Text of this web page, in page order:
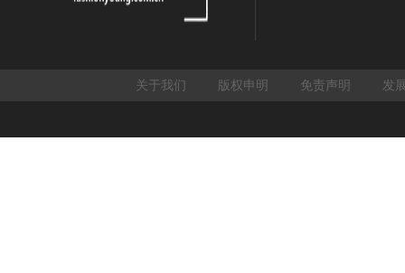
关于我们 版权申明 免责声明 发